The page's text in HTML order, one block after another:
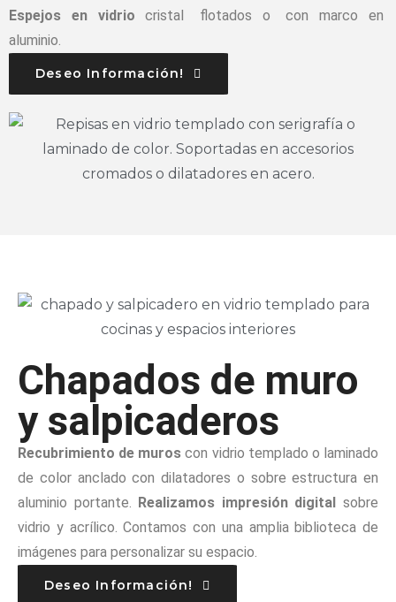
Espejos en vidrio
cristal flotados o con marco en
aluminio.
Deseo Información!
Chapados de muro
y salpicaderos
Recubrimiento de muros con vidrio templado o laminado
de color anclado con dilatadores o sobre estructura en
aluminio portante. Realizamos impresión digital sobre
vidrio y acrílico. Contamos con una amplia biblioteca de
imágenes para personalizar su espacio.
Deseo Información!